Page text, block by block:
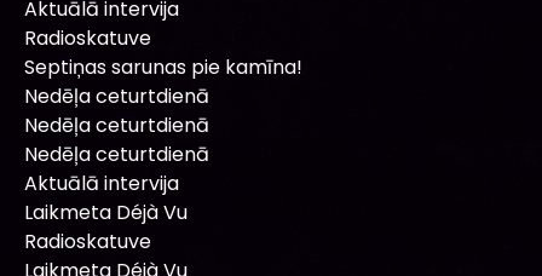
Aktuālā intervija
Radioskatuve
Septiņas sarunas pie kamīna!
Nedēļa ceturtdienā
Nedēļa ceturtdienā
Nedēļa ceturtdienā
Aktuālā intervija
Laikmeta Déjà Vu
Radioskatuve
Laikmeta Déjà Vu